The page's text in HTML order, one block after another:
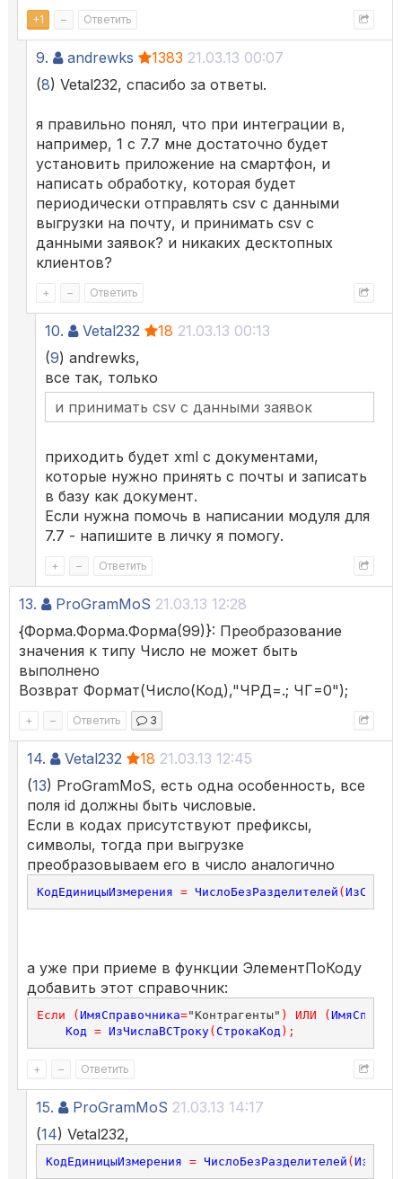
+1 – Ответить
9. andrewks 1383 21.03.13 00:07
(8) Vetal232, спасибо за ответы.
я правильно понял, что при интеграции в,
например, 1 с 7.7 мне достаточно будет
установить приложение на смартфон, и
написать обработку, которая будет
периодически отправлять csv с данными
выгрузки на почту, и принимать csv с
данными заявок? и никаких десктопных
клиентов?
+ – Ответить
10. Vetal232 18 21.03.13 00:13
(9) andrewks,
все так, только
и принимать csv с данными заявок
приходить будет xml с документами,
которые нужно принять с почты и записать
в базу как документ.
Если нужна помочь в написании модуля для
7.7 - напишите в личку я помогу.
+ – Ответить
13. ProGramMoS 21.03.13 12:28
{Форма.Форма.Форма(99)}: Преобразование
значения к типу Число не может быть
выполнено
Возврат Формат(Число(Код),"ЧРД=.; ЧГ=0");
+ – Ответить 3
14. Vetal232 18 21.03.13 12:45
(13) ProGramMoS, есть одна особенность, все
поля id должны быть числовые.
Если в кодах присутствуют префиксы,
символы, тогда при выгрузке
преобразовываем его в число аналогично
КодЕдиницыИзмерения = ЧислоБезРазделителей (
а уже при приеме в функции ЭлементПоКоду
добавить этот справочник:
Если (ИмяСправочника="Контрагенты" ) ИЛИ (
Код = ИзЧислаВСТроку(СтрокаКод );
+ – Ответить
15. ProGramMoS 21.03.13 14:17
(14) Vetal232,
КодЕдиницыИзмерения = ЧислоБезРазделителей (